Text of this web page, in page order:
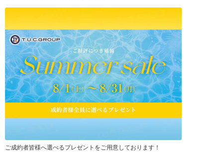
ご成約者皆様へ選べるプレゼントをご用意しております！